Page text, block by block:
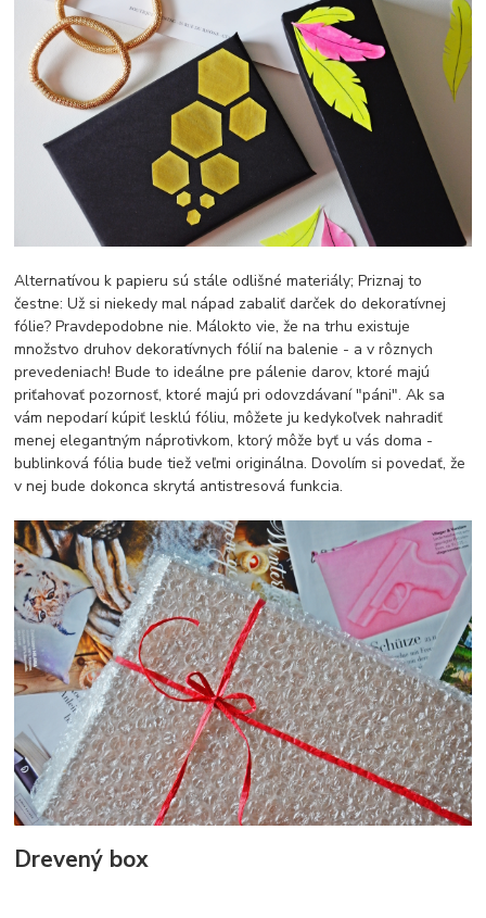
Alternatívou k papieru sú stále odlišné materiály; Priznaj to
čestne: Už si niekedy mal nápad zabaliť darček do dekoratívnej
fólie? Pravdepodobne nie. Málokto vie, že na trhu existuje
množstvo druhov dekoratívnych fólií na balenie - a v rôznych
prevedeniach! Bude to ideálne pre pálenie darov, ktoré majú
priťahovať pozornosť, ktoré majú pri odovzdávaní "páni". Ak sa
vám nepodarí kúpiť lesklú fóliu, môžete ju kedykoľvek nahradiť
menej elegantným náprotivkom, ktorý môže byť u vás doma -
bublinková fólia bude tiež veľmi originálna. Dovolím si povedať, že
v nej bude dokonca skrytá antistresová funkcia.
Drevený box